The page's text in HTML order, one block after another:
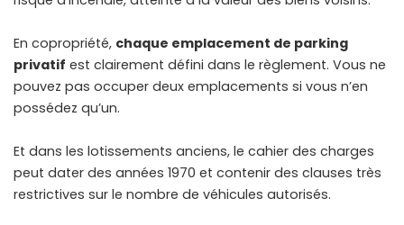
En copropriété, chaque emplacement de parking
privatif est clairement défini dans le règlement. Vous ne
pouvez pas occuper deux emplacements si vous n’en
possédez qu’un.
Et dans les lotissements anciens, le cahier des charges
peut dater des années 1970 et contenir des clauses très
restrictives sur le nombre de véhicules autorisés.